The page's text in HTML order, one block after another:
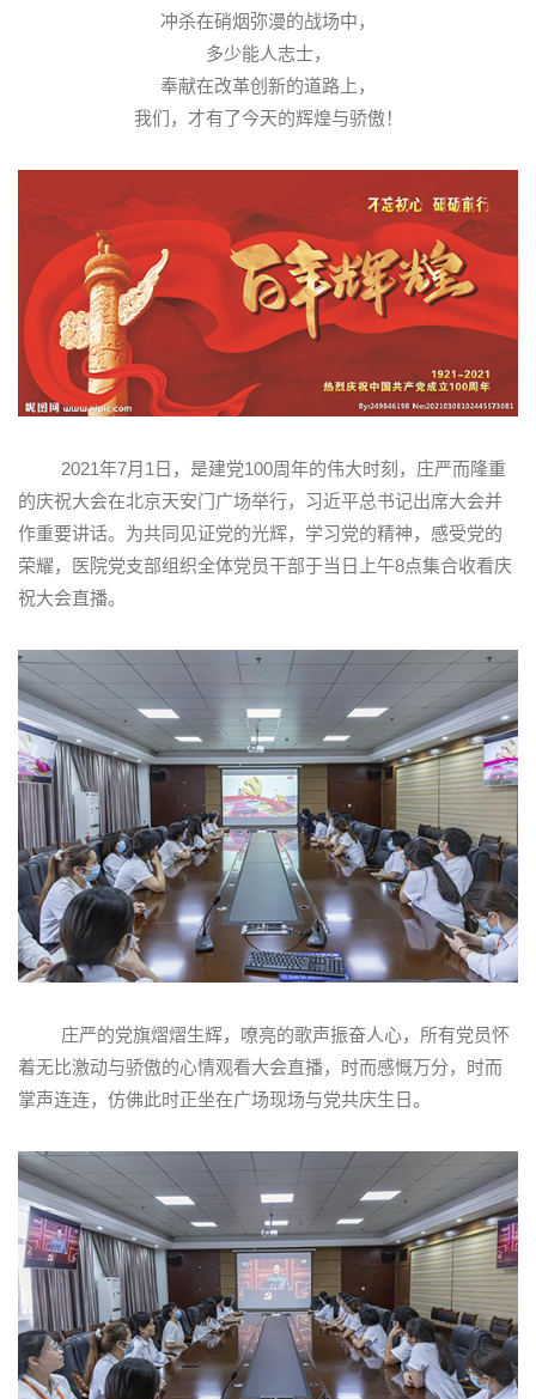
冲杀在硝烟弥漫的战场中，
多少能人志士，
奉献在改革创新的道路上，
我们，才有了今天的辉煌与骄傲！
2021年7月1日，是建党100周年的伟大时刻，庄严而隆重
的庆祝大会在北京天安门广场举行，习近平总书记出席大会并
作重要讲话。为共同见证党的光辉，学习党的精神，感受党的
荣耀，医院党支部组织全体党员干部于当日上午8点集合收看庆
祝大会直播。
庄严的党旗熠熠生辉，嘹亮的歌声振奋人心，所有党员怀
着无比激动与骄傲的心情观看大会直播，时而感慨万分，时而
掌声连连，仿佛此时正坐在广场现场与党共庆生日。